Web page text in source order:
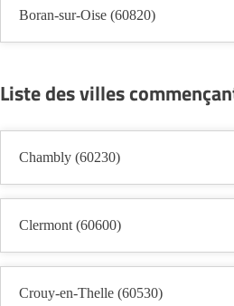
Boran-sur-Oise (60820)
Liste des villes
Chambly (60230)
Clermont (60600)
Crouy-en-Thelle (60530)